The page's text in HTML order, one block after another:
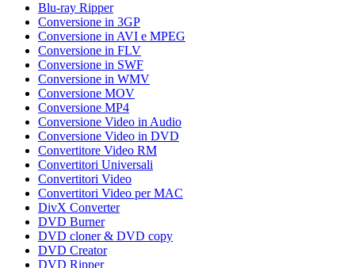
Blu-ray Ripper
Conversione in 3GP
Conversione in AVI e MPEG
Conversione in FLV
Conversione in SWF
Conversione in WMV
Conversione MOV
Conversione MP4
Conversione Video in Audio
Conversione Video in DVD
Convertitore Video RM
Convertitori Universali
Convertitori Video
Convertitori Video per MAC
DivX Converter
DVD Burner
DVD cloner & DVD copy
DVD Creator
DVD Ripper